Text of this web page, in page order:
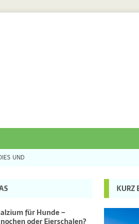
UND
für Hunde –
oder Eierschalen?
KURZ